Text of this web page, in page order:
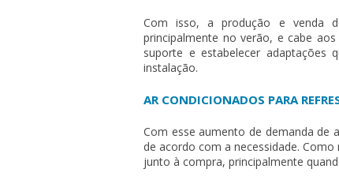
Com isso, a produção e venda
principalmente no verão, e cabe
suporte e estabelecer adaptações
instalação.
AR CONDICIONADOS PARA
Com esse aumento de demanda de
de acordo com a necessidade.
junto à compra, principalmente